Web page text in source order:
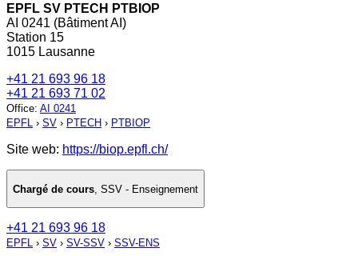
EPFL SV PTECH PTBIOP
AI 0241 (Bâtiment AI)
Station 15
1015 Lausanne
+41 21 693 96 18
+41 21 693 71 02
Office: AI 0241
EPFL › SV › PTECH › PTBIOP
Site web: https://biop.epfl.ch/
Chargé de cours SSV - Enseignement
+41 21 693 96 18
EPFL › SV › SV-SSV › SSV-ENS